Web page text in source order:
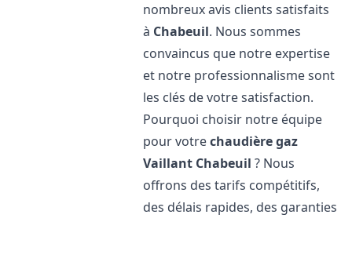
nombreux avis clients satisfaits
à Chabeuil. Nous sommes
convaincus que notre expertise
et notre professionnalisme sont
les clés de votre satisfaction.
Pourquoi choisir notre équipe
pour votrechaudière gaz
Vaillant Chabeuil ? Nous
offrons des tarifs compétitifs,
des délais rapides, des garanties